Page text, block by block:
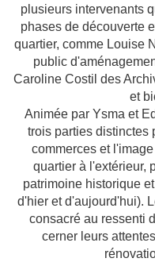
plusieurs intervenants
phases de découverte
quartier, comme Louise
public
Caroline Costil des
et
Animée par Ysma et
trois parties distinctes
commerces et
quartier à l'extérieur,
patrimoine historique
d'hier et d'aujourd'hui).
consacré au ressenti
cerner leurs